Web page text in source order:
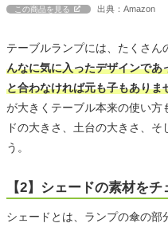
この商品を見る 出典：Amazon
テーブルランプには、たくさん
んなに気に入ったデザインで
と合わなければ元も子もありま
が大きくテーブル本来の使い方
ドの大きさ、土台の大きさ、
う。
【2】シェードの素材をチ
シェードとは、ランプの傘の